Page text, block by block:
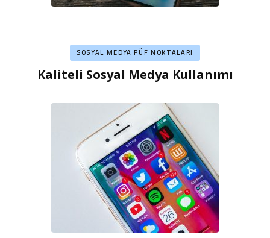
SOSYAL MEDYA PÜF NOKTALARI
Kaliteli Sosyal Medya Kullanımı